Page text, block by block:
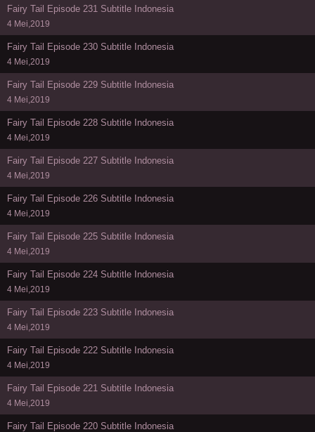
Fairy Tail Episode 231 Subtitle Indonesia
4 Mei,2019
Fairy Tail Episode 230 Subtitle Indonesia
4 Mei,2019
Fairy Tail Episode 229 Subtitle Indonesia
4 Mei,2019
Fairy Tail Episode 228 Subtitle Indonesia
4 Mei,2019
Fairy Tail Episode 227 Subtitle Indonesia
4 Mei,2019
Fairy Tail Episode 226 Subtitle Indonesia
4 Mei,2019
Fairy Tail Episode 225 Subtitle Indonesia
4 Mei,2019
Fairy Tail Episode 224 Subtitle Indonesia
4 Mei,2019
Fairy Tail Episode 223 Subtitle Indonesia
4 Mei,2019
Fairy Tail Episode 222 Subtitle Indonesia
4 Mei,2019
Fairy Tail Episode 221 Subtitle Indonesia
4 Mei,2019
Fairy Tail Episode 220 Subtitle Indonesia